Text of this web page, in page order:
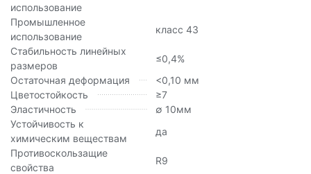
использование
Промышленное
использование
класс 43
Стабильность линейных
размеров
≤0,4%
Остаточная деформация
<0,10 мм
Цветостойкость
≥7
Эластичность
∅ 10мм
Устойчивость к
химическим веществам
да
Противоскользащие
свойства
R9